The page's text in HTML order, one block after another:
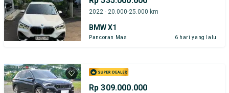
2022 - 20.000-25.000 km
BMW X1
Pancoran Mas 6 hari yang lalu
Rp 309.000.000